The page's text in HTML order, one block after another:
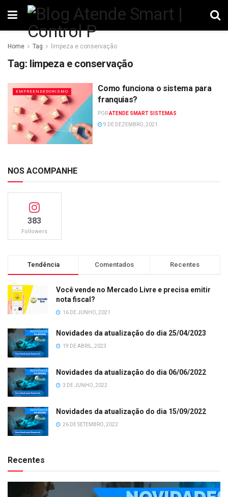
Home Tag limpeza e conservação
Tag: limpeza e conservação
EMPREENDEDORISMO
Como funciona o sistema para
franquias?
PORATENDE SMART SISTEMAS
9 DE DEZEMBRO, 2021
NOS ACOMPANHE
383
Followers
Tendência Comentados Recentes
Você vende no Mercado Livre e precisa emitir
nota fiscal?
16 DE JUNHO, 2021
Novidades da atualização do dia 25/04/2023
19 DE ABRIL, 2023
Novidades da atualização do dia 06/06/2022
3 DE JUNHO, 2022
Novidades da atualização do dia 15/09/2022
26 DE SETEMBRO, 2022
Recentes